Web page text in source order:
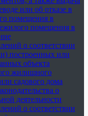
или об отказе в
помещения в
помещения в
о соответствии
построенных или
объекта
жилищного
садового дома
о
деятельности
о соответствии